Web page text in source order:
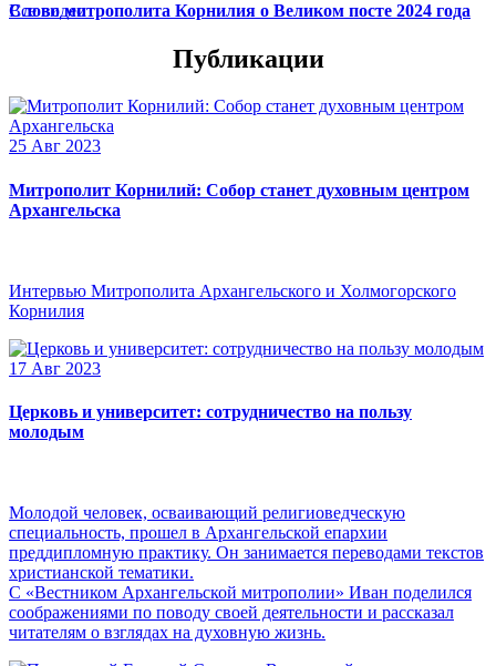
Слово митрополита Корнилия о Великом посте 2024 года
Все видео
Публикации
25 Авг 2023
Митрополит Корнилий: Собор станет духовным центром
Архангельска
Интервью Митрополита Архангельского и Холмогорского
Корнилия
17 Авг 2023
Церковь и университет: сотрудничество на пользу
молодым
Молодой человек, осваивающий религиоведческую
специальность, прошел в Архангельской епархии
преддипломную практику. Он занимается переводами текстов
христианской тематики.
С «Вестником Архангельской митрополии» Иван поделился
соображениями по поводу своей деятельности и рассказал
читателям о взглядах на духовную жизнь.